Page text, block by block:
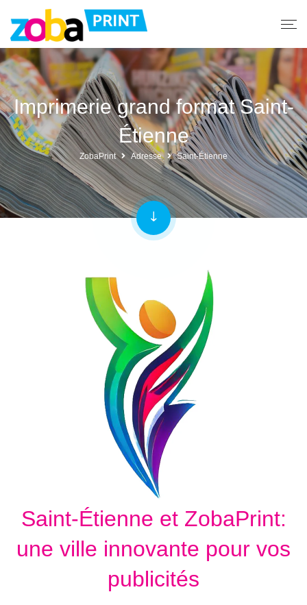
Imprimerie grand format Saint-
Étienne
ZobaPrint Adresse Saint-Étienne
Saint-Étienne et ZobaPrint:
une ville innovante pour vos
publicités